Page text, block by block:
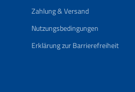
Zahlung & Versand
Nutzungsbedingungen
Erklärung zur Barrierefreiheit